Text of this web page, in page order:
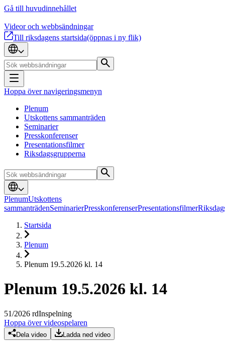
Gå till huvudinnehållet
Videor och webbsändningar
Till riksdagens startsida(öppnas i ny flik)
Hoppa över navigeringsmenyn
Plenum
Utskottens sammanträden
Seminarier
Presskonferenser
Presentationsfilmer
Riksdagsgrupperna
PlenumUtskottens
sammanträdenSeminarierPresskonferenserPresentationsfilmer
Startsida
Plenum
Plenum 19.5.2026 kl. 14
Plenum 19.5.2026 kl. 14
51/2026 rdInspelning
Hoppa över videospelaren
Dela video Ladda ned video